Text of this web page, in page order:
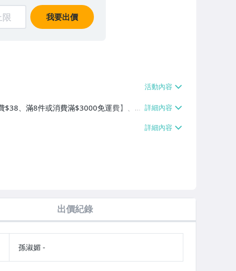
我要出價
$38、滿8件或消費滿$3000免運費】、萊
消費滿$2000免運費】、郵局掛號【單件
免運費】
出價紀錄
孫淑媚 -